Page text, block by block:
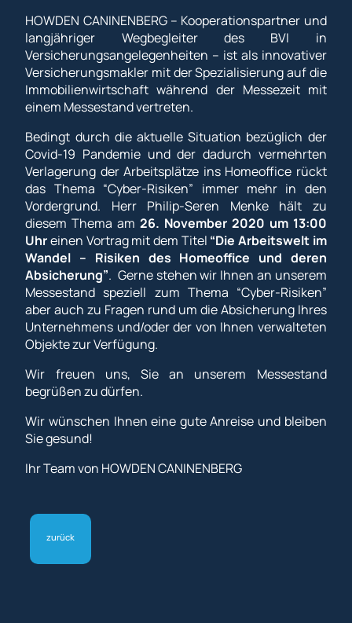
HOWDEN CANINENBERG – Kooperationspartner und
langjähriger Wegbegleiter des BVI in
Versicherungsangelegenheiten – ist als innovativer
Versicherungsmakler mit der Spezialisierung auf die
Immobilienwirtschaft während der Messezeit mit
einem Messestand vertreten.
Bedingt durch die aktuelle Situation bezüglich der
Covid-19 Pandemie und der dadurch vermehrten
Verlagerung der Arbeitsplätze ins Homeoffice rückt
das Thema “Cyber-Risiken” immer mehr in den
Vordergrund. Herr Philip-Seren Menke hält zu
diesem Thema am26. November 2020 um 13:00
Uhreinen Vortrag mit dem Titel “Die Arbeitswelt im
Wandel – Risiken des Homeoffice und deren
Absicherung”. Gerne stehen wir Ihnen an unserem
Messestand speziell zum Thema “Cyber-Risiken”
aber auch zu Fragen rund um die Absicherung Ihres
Unternehmens und/oder der von Ihnen verwalteten
Objekte zur Verfügung.
Wir freuen uns, Sie an unserem Messestand
begrüßen zu dürfen.
Wir wünschen Ihnen eine gute Anreise und bleiben
Sie gesund!
Ihr Team von HOWDEN CANINENBERG
zurück